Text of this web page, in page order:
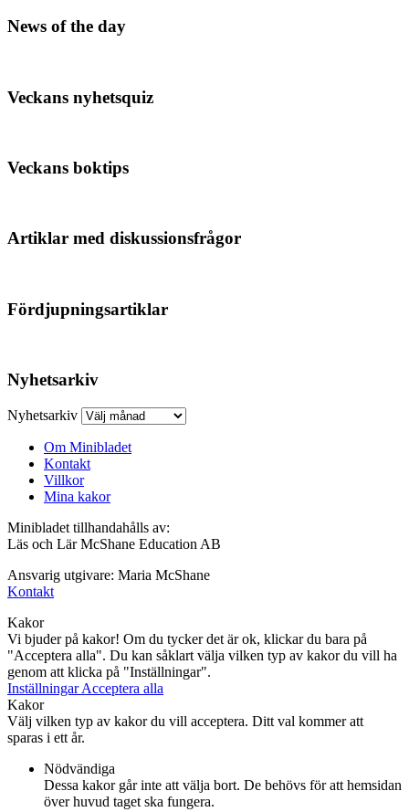
News of the day
Veckans nyhetsquiz
Veckans boktips
Artiklar med diskussionsfrågor
Fördjupningsartiklar
Nyhetsarkiv
Nyhetsarkiv
Om Minibladet
Kontakt
Villkor
Mina kakor
Minibladet tillhandahålls av:
Läs och Lär McShane Education AB
Ansvarig utgivare: Maria McShane
Kontakt
Kakor
Vi bjuder på kakor! Om du tycker det är ok, klickar du bara på
"Acceptera alla". Du kan såklart välja vilken typ av kakor du vill ha
genom att klicka på "Inställningar".
InställningarAcceptera alla
Kakor
Välj vilken typ av kakor du vill acceptera. Ditt val kommer att
sparas i ett år.
Nödvändiga
Dessa kakor går inte att välja bort. De behövs för att hemsidan
över huvud taget ska fungera.